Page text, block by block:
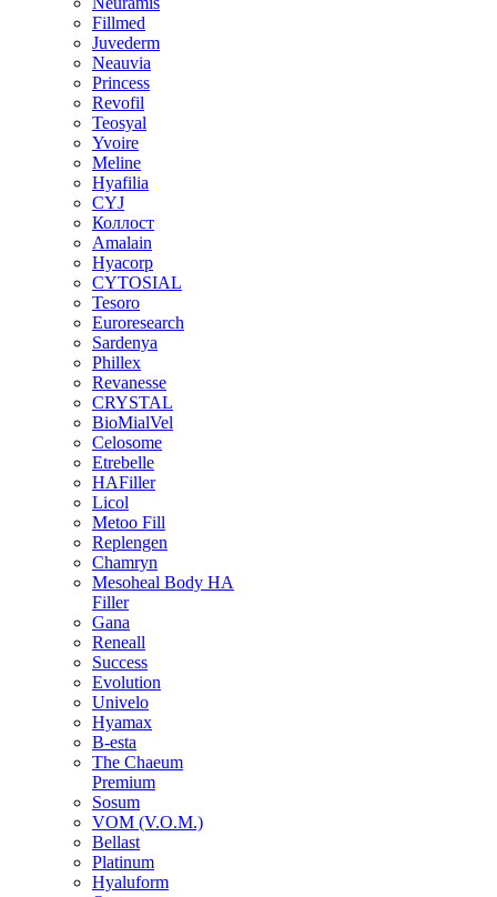
Fillmed
Juvederm
Neauvia
Princess
Revofil
Teosyal
Yvoire
Meline
Hyafilia
CYJ
Коллост
Amalain
Hyacorp
CYTOSIAL
Tesoro
Euroresearch
Sardenya
Phillex
Revanesse
CRYSTAL
BioMialVel
Celosome
Etrebelle
HAFiller
Licol
Metoo Fill
Replengen
Chamryn
Mesoheal Body HA
Filler
Gana
Reneall
Success
Evolution
Univelo
Hyamax
B-esta
The Chaeum
Premium
Sosum
VOM (V.O.M.)
Bellast
Platinum
Hyaluform